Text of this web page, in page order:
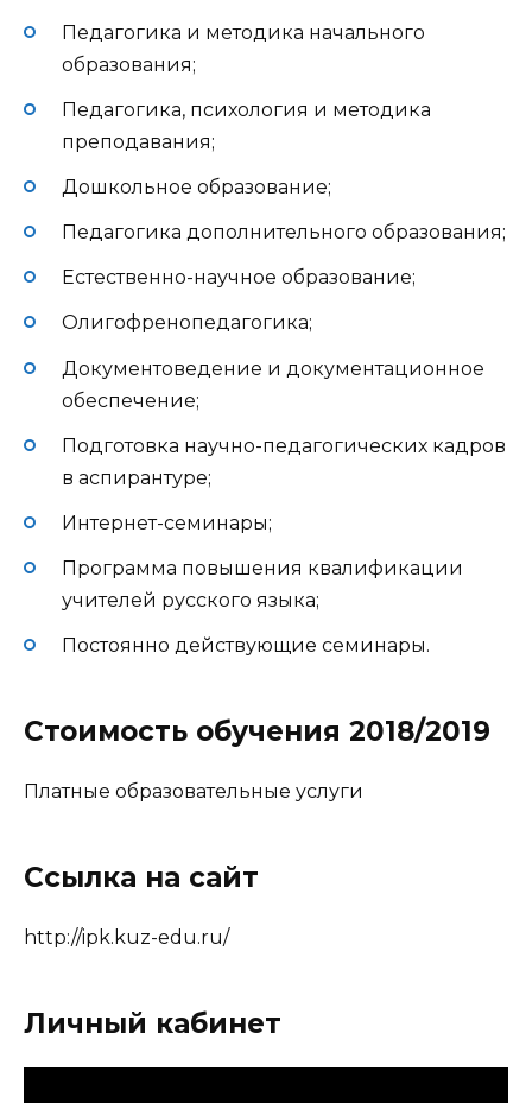
Педагогика и методика начального
образования;
Педагогика, психология и методика
преподавания;
Дошкольное образование;
Педагогика дополнительного образования;
Естественно-научное образование;
Олигофренопедагогика;
Документоведение и документационное
обеспечение;
Подготовка научно-педагогических кадров
в аспирантуре;
Интернет-семинары;
Программа повышения квалификации
учителей русского языка;
Постоянно действующие семинары.
Стоимость обучения 2018/2019
Платные образовательные услуги
Ссылка на сайт
http://ipk.kuz-edu.ru/
Личный кабинет